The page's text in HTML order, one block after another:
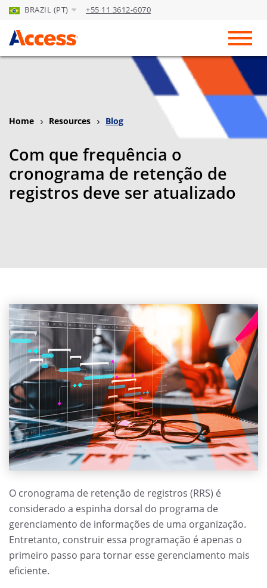
Skip to Main Content
BRAZIL (PT) +55 11 3612-6070
Home Resources Blog
Com que frequência o
cronograma de retenção de
registros deve ser atualizado
O cronograma de retenção de registros (RRS) é
considerado a espinha dorsal do programa de
gerenciamento de informações de uma organização.
Entretanto, construir essa programação é apenas o
primeiro passo para tornar esse gerenciamento mais
eficiente.